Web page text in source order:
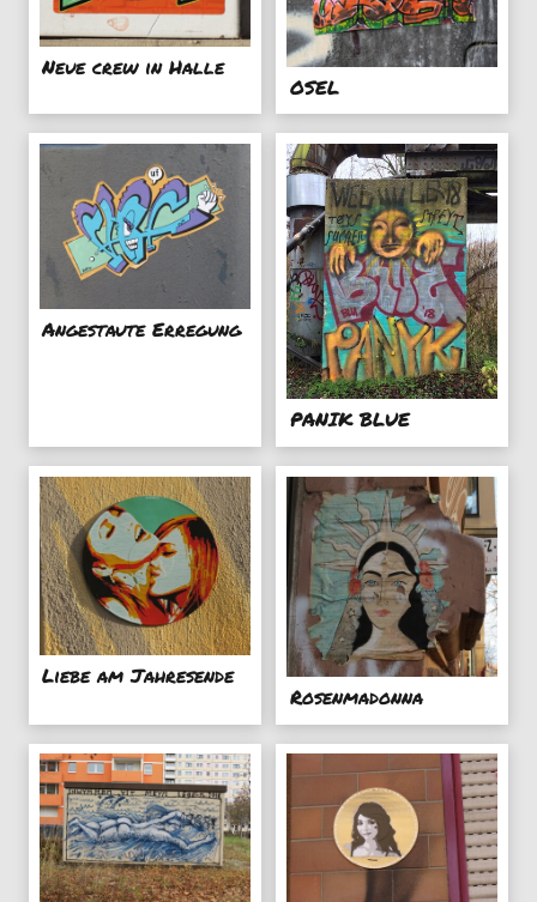
Neue crew in Halle
OSEL
Angestaute Erregung
PANIK BLUE
Liebe am Jahresende
Rosenmadonna